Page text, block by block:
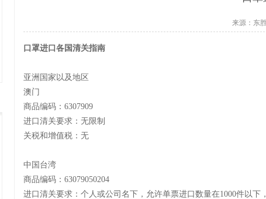
来源：东
口罩进口各国清关指南
亚洲国家以及地区
澳门
商品编码： 6307909
进口清关要求：无限制
关税和增值税：无
中国台湾
商品编码： 63079050204
进口清关要求：个人或公司名下，允许单票进口数量在1000件以下